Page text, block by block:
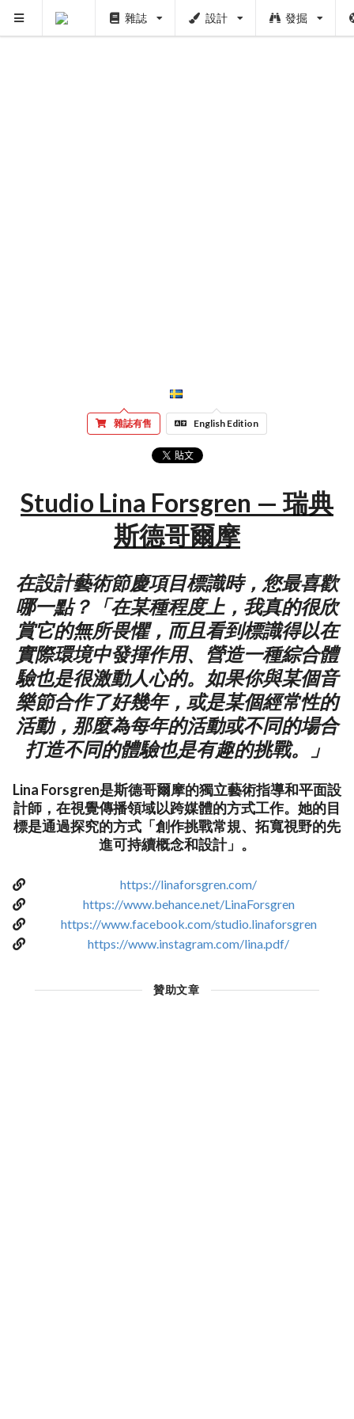
雜誌 設計 發掘
雜誌有售 English Edition
Studio Lina Forsgren — 瑞典
斯德哥爾摩
在設計藝術節慶項目標識時，您最喜歡
哪一點？「在某種程度上，我真的很欣
賞它的無所畏懼，而且看到標識得以在
實際環境中發揮作用、營造一種綜合體
驗也是很激動人心的。如果你與某個音
樂節合作了好幾年，或是某個經常性的
活動，那麼為每年的活動或不同的場合
打造不同的體驗也是有趣的挑戰。」
Lina Forsgren是斯德哥爾摩的獨立藝術指導和平面設
計師，在視覺傳播領域以跨媒體的方式工作。她的目
標是通過探究的方式「創作挑戰常規、拓寬視野的先
進可持續概念和設計」。
https://linaforsgren.com/
https://www.behance.net/LinaForsgren
https://www.facebook.com/studio.linaforsgren
https://www.instagram.com/lina.pdf/
贊助文章